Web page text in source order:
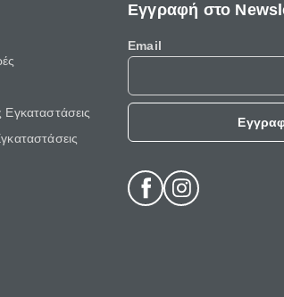
Εγκαταστάσεις
Εγγραφή στο
Email